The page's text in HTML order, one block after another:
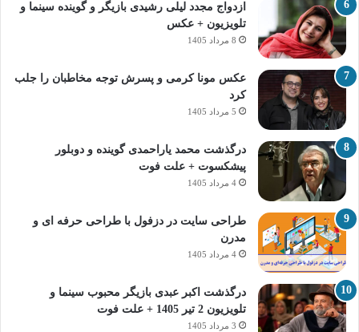
ازدواج مجدد لیلی رشیدی بازیگر و گوینده سینما و
تلویزیون + عکس
8 مرداد 1405
عکس مونا کرمی و پسرش توجه مخاطبان را جلب
کرد
5 مرداد 1405
درگذشت محمد یاراحمدی گوینده و دوبلور
پیشکسوت + علت فوت
4 مرداد 1405
طراحی سایت در دزفول با طراحی حرفه‌ ای و
مدرن
4 مرداد 1405
درگذشت اکبر عبدی بازیگر محبوب سینما و
تلویزیون 2 تیر 1405 + علت فوت
3 مرداد 1405